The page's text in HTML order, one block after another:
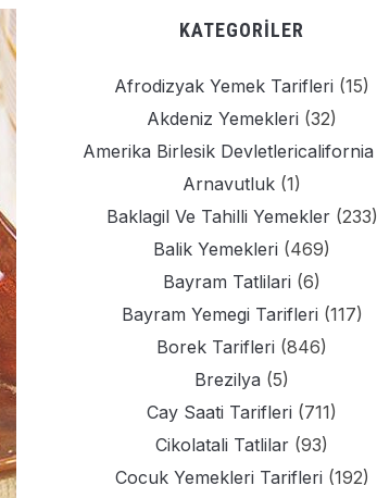
KATEGORILER
Afrodizyak Yemek Tarifleri (15)
Akdeniz Yemekleri (32)
Amerika Birlesik Devletlericalifornia
Arnavutluk (1)
Baklagil Ve Tahilli Yemekler(233)
Balik Yemekleri (469)
Bayram Tatlilari (6)
Bayram Yemegi Tarifleri (117)
Borek Tarifleri (846)
Brezilya (5)
Cay Saati Tarifleri (711)
Cikolatali Tatlilar (93)
Cocuk Yemekleri Tarifleri (192)